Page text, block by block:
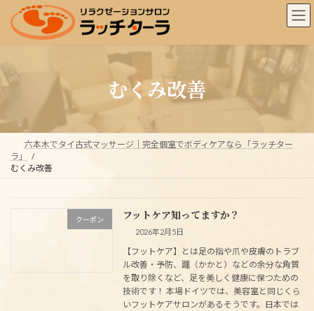
へ
ッ
プ
ョ
移
動
むくみ改善
六本木でタイ古式マッサージ｜完全個室でボディケアなら「ラッチター
ラ」
むくみ改善
クーポン フットケア知ってますか？
2026年2月5日
【フットケア】とは足の指や爪や皮膚のトラブ
ル改善・予防、踵（かかと）などの余分な角質
を取り除くなど、足を美しく健康に保つための
技術です！ 本場ドイツでは、美容室と同じくら
いフットケアサロンがあるそうです。日本では